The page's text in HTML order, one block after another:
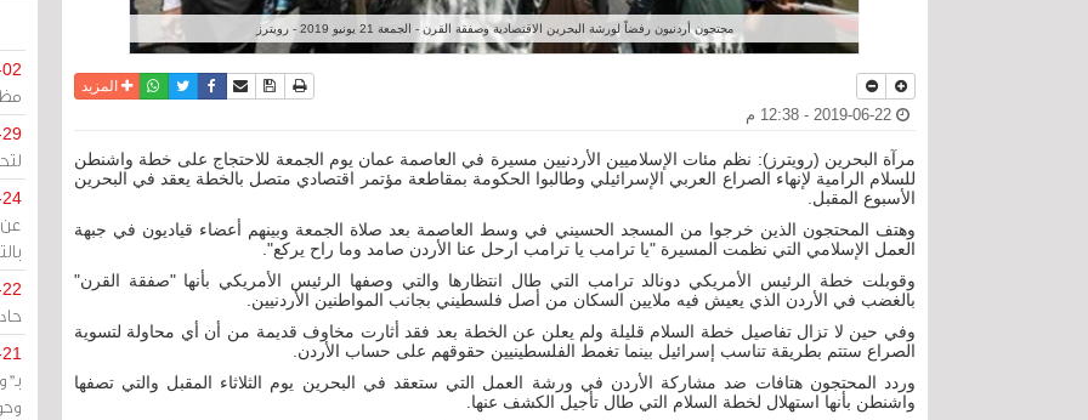
محتجون أردنيون رفضاً لورشة البحرين الاقتصادية وصفقة القرن - الجمعة 21 يونيو 2019 - رويترز
نسخة للطباعة
حفظ الموضوع
أرسل الى صديق
فيسبوكتويترواتسابالمزيد
مرآة البحرين (رويترز): نظم مئات الإسلاميين الأردنيين مسيرة في العاصمة عمان يوم الجمعة للاحتجاج على خطة واشنطن
للسلام الرامية لإنهاء الصراع العربي الإسرائيلي وطالبوا الحكومة بمقاطعة مؤتمر اقتصادي متصل بالخطة يعقد في البحرين
الأسبوع المقبل.
وهتف المحتجون الذين خرجوا من المسجد الحسيني في وسط العاصمة بعد صلاة الجمعة وبينهم أعضاء قياديون في جبهة
العمل الإسلامي التي نظمت المسيرة "يا ترامب يا ترامب ارحل عنا الأردن صامد وما راح يركع".
وقوبلت خطة الرئيس الأمريكي دونالد ترامب التي طال انتظارها والتي وصفها الرئيس الأمريكي بأنها "صفقة القرن"
بالغضب في الأردن الذي يعيش فيه ملايين السكان من أصل فلسطيني بجانب المواطنين الأردنيين.
وفي حين لا تزال تفاصيل خطة السلام قليلة ولم يعلن عن الخطة بعد فقد أثارت مخاوف قديمة من أن أي محاولة لتسوية
الصراع ستتم بطريقة تناسب إسرائيل بينما تغمط الفلسطينيين حقوقهم على حساب الأردن.
وردد المحتجون هتافات ضد مشاركة الأردن في ورشة العمل التي ستعقد في البحرين يوم الثلاثاء المقبل والتي تصفها
واشنطن بأنها استهلال لخطة السلام التي طال تأجيل الكشف عنها.